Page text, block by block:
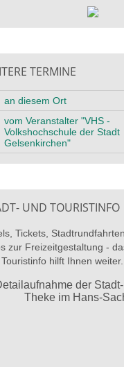
TERMINE
an diesem Ort
vom Veranstalter "VHS -
Volkshochschule der Stadt
Gelsenkirchen"
UND TOURISTINFO
Tickets,
zur Freizeitgestaltung -
hilft Ihnen weiter.